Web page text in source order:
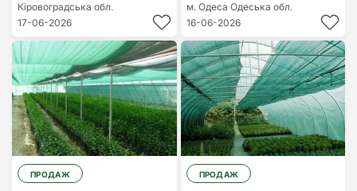
Кіровоградська обл.
17-06-2026
м. Одеса Одеська обл.
16-06-2026
ПРОДАЖ ПРОДАЖ